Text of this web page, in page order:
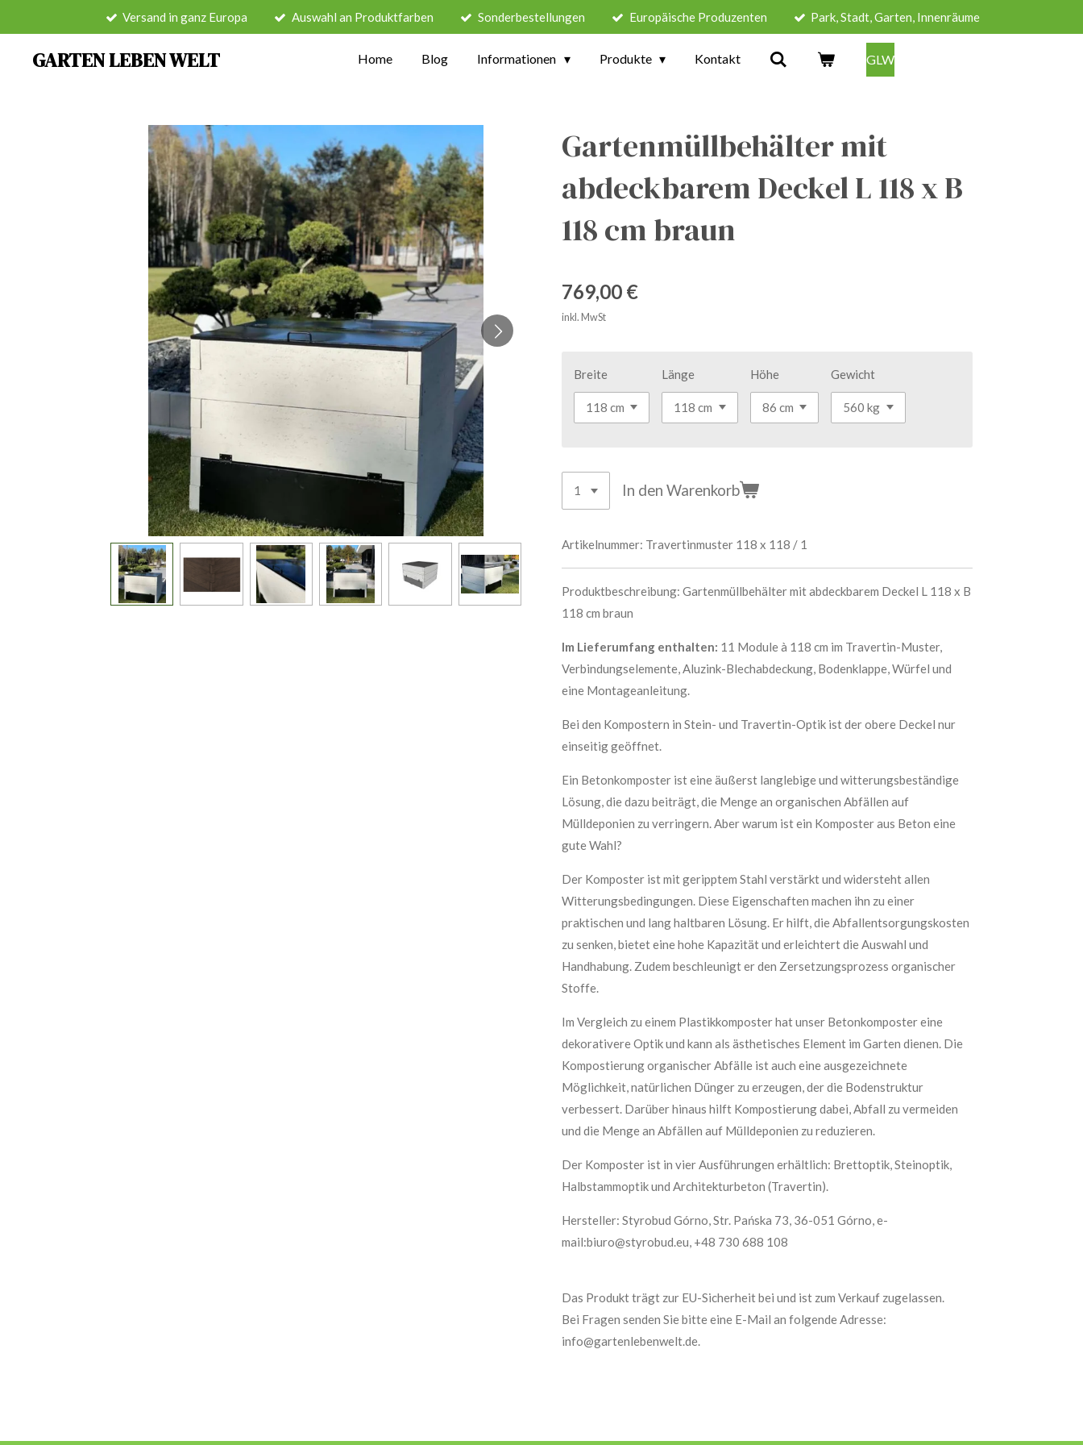
springen
Versand in ganz Europa Auswahl an Produktfarben Sonderbestellungen Europäische Produzenten Park, Stadt, Garten, Innenräume
GARTEN LEBEN WELT Home Blog Informationen Produkte Kontakt GLW
Gartenmüllbehälter mit
abdeckbarem Deckel L 118 x B
118 cm braun
769,00 €
inkl. MwSt
Breite Länge Höhe Gewicht
In den Warenkorb
Artikelnummer: Travertinmuster 118 x 118 / 1
Produktbeschreibung: Gartenmüllbehälter mit abdeckbarem Deckel L 118 x B
118 cm braun
Im Lieferumfang enthalten: 11 Module à 118 cm im Travertin-Muster,
Verbindungselemente, Aluzink-Blechabdeckung, Bodenklappe, Würfel und
eine Montageanleitung.
Bei den Kompostern in Stein- und Travertin-Optik ist der obere Deckel nur
einseitig geöffnet.
Ein Betonkomposter ist eine äußerst langlebige und witterungsbeständige
Lösung, die dazu beiträgt, die Menge an organischen Abfällen auf
Mülldeponien zu verringern. Aber warum ist ein Komposter aus Beton eine
gute Wahl?
Der Komposter ist mit geripptem Stahl verstärkt und widersteht allen
Witterungsbedingungen. Diese Eigenschaften machen ihn zu einer
praktischen und lang haltbaren Lösung. Er hilft, die Abfallentsorgungskosten
zu senken, bietet eine hohe Kapazität und erleichtert die Auswahl und
Handhabung. Zudem beschleunigt er den Zersetzungsprozess organischer
Stoffe.
Im Vergleich zu einem Plastikkomposter hat unser Betonkomposter eine
dekorativere Optik und kann als ästhetisches Element im Garten dienen. Die
Kompostierung organischer Abfälle ist auch eine ausgezeichnete
Möglichkeit, natürlichen Dünger zu erzeugen, der die Bodenstruktur
verbessert. Darüber hinaus hilft Kompostierung dabei, Abfall zu vermeiden
und die Menge an Abfällen auf Mülldeponien zu reduzieren.
Der Komposter ist in vier Ausführungen erhältlich: Brettoptik, Steinoptik,
Halbstammoptik und Architekturbeton (Travertin).
Hersteller: Styrobud Górno, Str. Pańska 73, 36-051 Górno, e-
mail:biuro@styrobud.eu, +48 730 688 108
Das Produkt trägt zur EU-Sicherheit bei und ist zum Verkauf zugelassen.
Bei Fragen senden Sie bitte eine E-Mail an folgende Adresse:
info@gartenlebenwelt.de.